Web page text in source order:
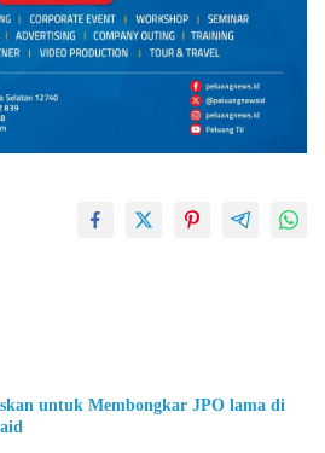
untuk Membongkar JPO lama di